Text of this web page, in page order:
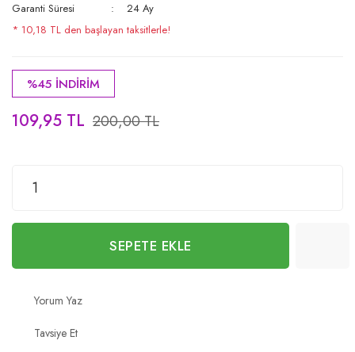
Garanti Süresi
24 Ay
* 10,18 TL den başlayan taksitlerle!
%45 İNDİRİM
109,95 TL 200,00 TL
SEPETE EKLE
Yorum Yaz
Tavsiye Et